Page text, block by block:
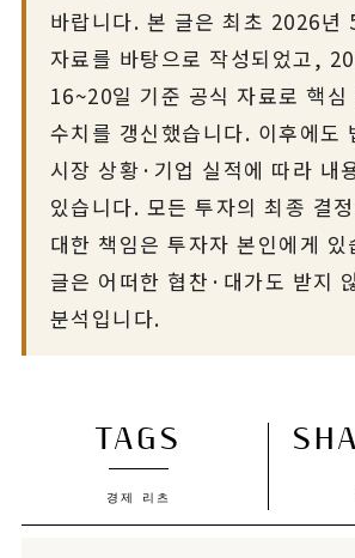
바랍니다. 본 글은 최초 2026년
자료를 바탕으로 작성되었고,
16~20일 기준 공식 자료로 핵심
수치를 갱신했습니다. 이후에도
시장 상황·기업 실적에 따라 내
있습니다. 모든 투자의 최종 결
대한 책임은 투자자 본인에게 있
글은 어떠한 협찬·대가도 받지
분석입니다.
TAGS
경제 리츠